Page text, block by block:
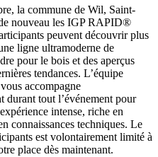
la commune de Wil, Saint-
nouveau les IGP RAPID®
peuvent découvrir plus
ligne ultramoderne de
pour le bois et des aperçus
tendances. L’équipe
accompagne
durant tout l’événement pour
intense, riche en
connaissances techniques. Le
est volontairement limité à
place dès maintenant.